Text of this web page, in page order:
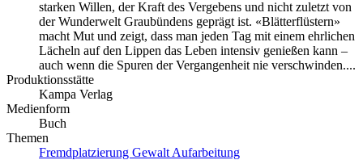
starken Willen, der Kraft des Vergebens und nicht zuletzt von
der Wunderwelt Graubündens geprägt ist. «Blätterflüstern»
macht Mut und zeigt, dass man jeden Tag mit einem ehrlichen
Lächeln auf den Lippen das Leben intensiv genießen kann –
auch wenn die Spuren der Vergangenheit nie verschwinden....
Produktionsstätte
Kampa Verlag
Medienform
Buch
Themen
Fremdplatzierung Gewalt Aufarbeitung